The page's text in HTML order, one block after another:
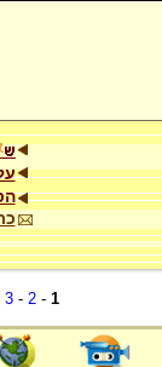
1
-
2
-
3